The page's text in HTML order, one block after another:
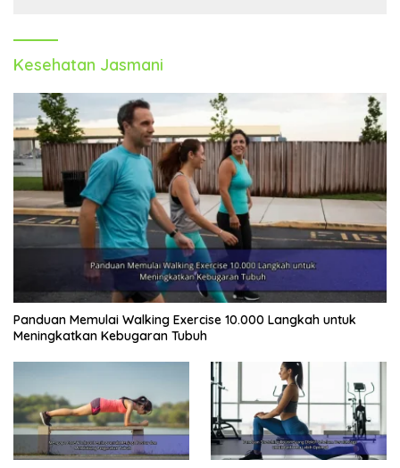
Kesehatan Jasmani
Panduan Memulai Walking Exercise 10.000 Langkah untuk
Meningkatkan Kebugaran Tubuh